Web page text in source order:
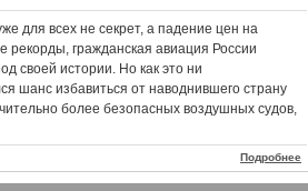
для всех не секрет, а падение цен на
рекорды, гражданская авиация России
своей истории. Но как это ни
шанс избавиться от наводнившего страну
более безопасных воздушных судов,
Подробнее